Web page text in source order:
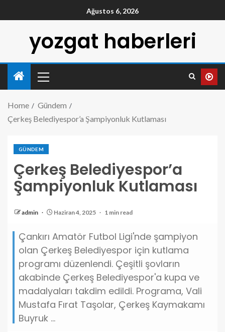
Ağustos 6, 2026
yozgat haberleri
Home
Gündem
Çerkeş Belediyespor’a Şampiyonluk Kutlaması
GÜNDEM
Çerkeş Belediyespor’a
Şampiyonluk Kutlaması
admin Haziran 4, 2025 1 min read
Çankırı Amatör Futbol Ligi'nde şampiyon
olan Çerkeş Belediyespor için kutlama
programı düzenlendi. Çeşitli şovların
akabinde Çerkeş Belediyespor'a kupa ve
madalyaları takdim edildi. Programa, Vali
Mustafa Fırat Taşolar, Çerkeş Kaymakamı
Buyruk ...